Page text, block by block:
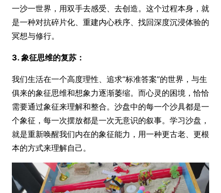
一沙一世界，用双手去感受、去创造。这个过程本身，就
是一种对抗碎片化、重建内心秩序、找回深度沉浸体验的
冥想与修行。
3. 象征思维的复苏：
我们生活在一个高度理性、追求“标准答案”的世界，与生
俱来的象征思维和想象力逐渐萎缩。而心灵的困境，恰恰
需要通过象征来理解和整合。沙盘中的每一个沙具都是一
个象征，每一次摆放都是一次无意识的叙事。学习沙盘，
就是重新唤醒我们内在的象征能力，用一种更古老、更根
本的方式来理解自己。